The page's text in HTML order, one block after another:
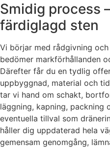
Smidig process
färdiglagd sten
Vi börjar med rådgivning
bedömer markförhållanden
Därefter får du en tydlig
uppbyggnad, material och
tar vi hand om schakt,
läggning, kapning, packning
eventuella tillval som
håller dig uppdaterad hela
gemensam genomgång,